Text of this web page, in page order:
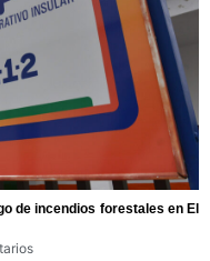
de incendios forestales en El